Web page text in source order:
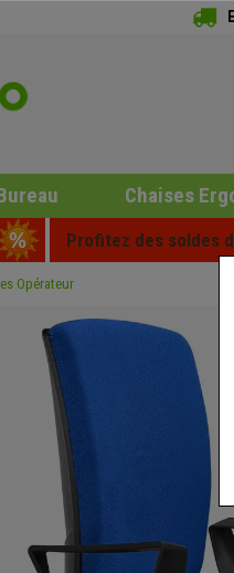
Chaises
Profitez des soldes
Opérateur